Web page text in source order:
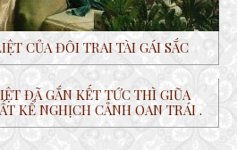
CỦA ĐÔI TRAI TÀI GÁI SẮC
ĐÃ GẮN KẾT TỨC THÌ GIŨA
KỂ NGHỊCH CẢNH OAN TRÁI .